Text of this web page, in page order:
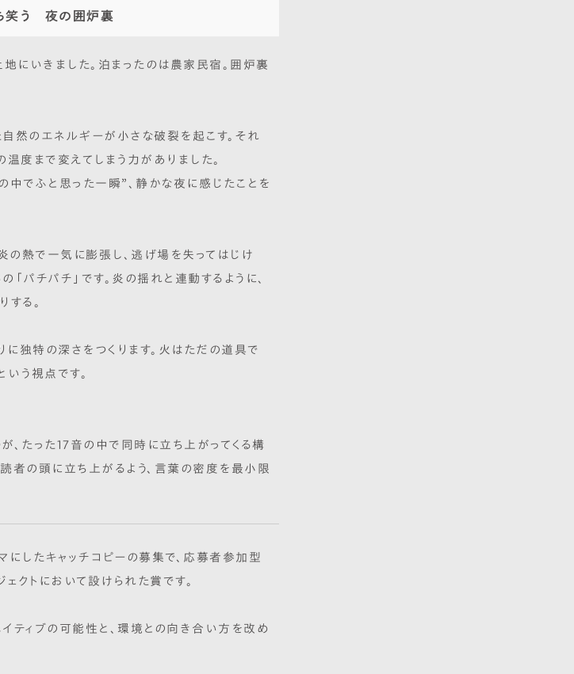
笑う 夜の囲炉裏
にいきました。泊まったのは農家民宿。囲炉裏
然のエネルギーが小さな破裂を起こす。それ
温度まで変えてしまう力がありました。
中でふと思った一瞬”、静かな夜に感じたことを
熱で一気に膨張し、逃げ場を失ってはじけ
パチパチ」です。炎の揺れと連動するように、
る。
独特の深さをつくります。火はただの道具で
う視点です。
たった17音の中で同時に立ち上がってくる構
者の頭に立ち上がるよう、言葉の密度を最小限
にしたキャッチコピーの募集で、応募者参加型
クトにおいて設けられた賞です。
ティブの可能性と、環境との向き合い方を改め